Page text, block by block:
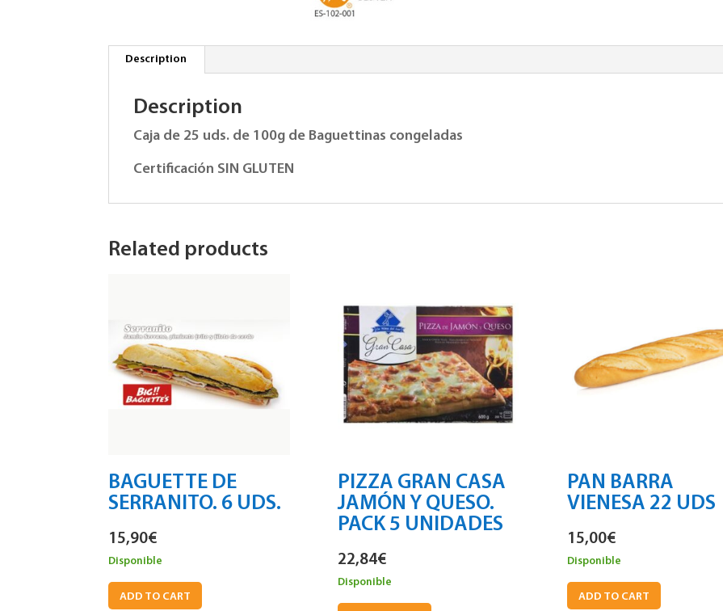
Description
Description
Caja de 25 uds. de 100g de Baguettinas congeladas
Certificación SIN GLUTEN
Related products
BAGUETTE DE
SERRANITO. 6 UDS.
15,90€
Disponible
ADD TO CART
PIZZA GRAN CASA
JAMÓN Y QUESO.
PACK 5 UNIDADES
22,84€
Disponible
PAN BARRA
VIENESA 22 UDS
15,00€
Disponible
ADD TO CART